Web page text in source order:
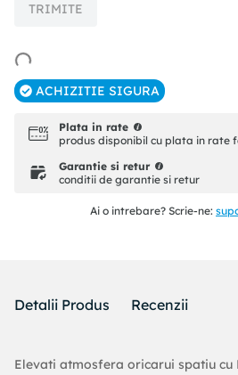
TRIMITE
ACHIZITIE SIGURA
Plata in rate
produs disponibil cu plata in rate
Garantie si retur
conditii de garantie si retur
Ai o intrebare? Scrie-ne:
Detalii Produs Recenzii
Elevati atmosfera oricarui spatiu cu